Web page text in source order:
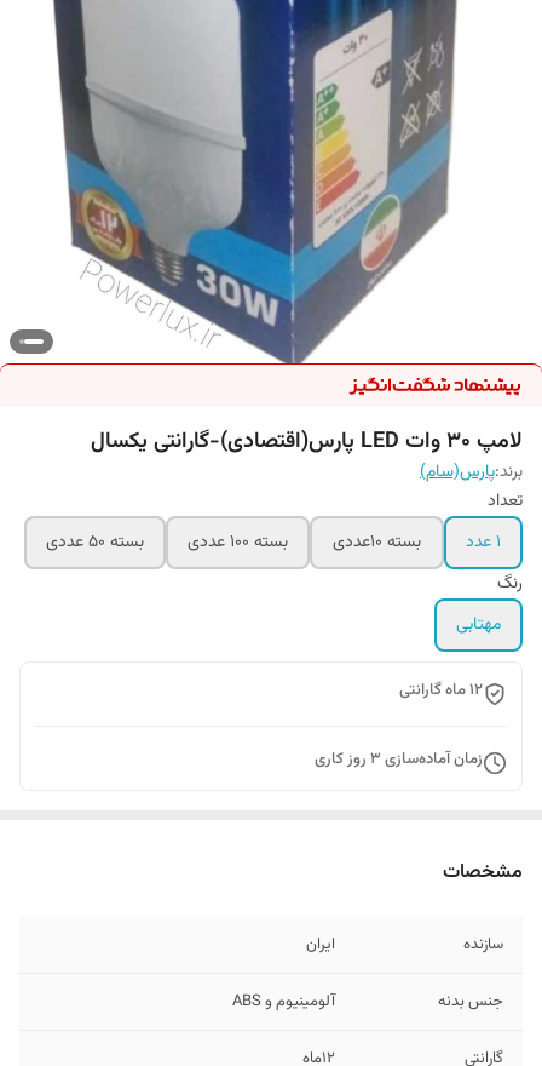
لامپ 30 وات LED پارس(اقتصادی)-گارانتی یکسال
برند:پارس(سام)
تعداد
۱ عدد
بسته ۱۰عددی بسته 100 عددی
بسته 50 عددی
رنگ
مهتابی
12 ماه گارانتی
زمان آماده‌سازی 3 روز کاری
مشخصات
سازنده ایران
جنس بدنه آلومینیوم و ABS
گارانتی 12ماه